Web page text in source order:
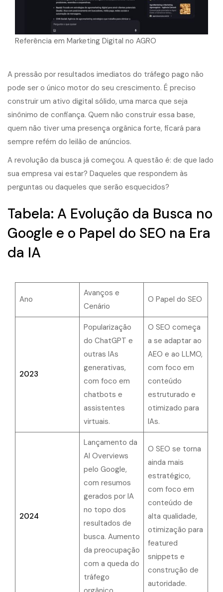
Referência em Marketing Digital no AGRO
A pressão por resultados imediatos do tráfego pago não
pode ser o único motor do seu crescimento. É preciso
construir um ativo digital sólido, uma marca que seja
sinônimo de confiança. Quem não construir essa base,
quem não tiver uma presença orgânica forte, ficará para
sempre refém do leilão de anúncios.
A revolução da busca já começou. A questão é: de que lado
sua empresa vai estar? Daqueles que respondem às
perguntas ou daqueles que serão esquecidos?
Tabela: A Evolução da Busca no
Google e o Papel do SEO na Era
da IA
Ano
Avanços e
Cenário
O Papel do SEO
2023
Popularização
do ChatGPT e
outras IAs
generativas,
com foco em
chatbots e
assistentes
virtuais.
O SEO começa
a se adaptar ao
AEO e ao LLMO,
com foco em
conteúdo
estruturado e
otimizado para
IAs.
2024
Lançamento da
AI Overviews
pelo Google,
com resumos
gerados por IA
no topo dos
resultados de
busca. Aumento
da preocupação
com a queda do
tráfego
O SEO se torna
ainda mais
estratégico,
com foco em
conteúdo de
alta qualidade,
otimização para
featured
snippets e
construção de
autoridade.